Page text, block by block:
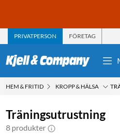
PRIVATPERSON FÖRETAG
HEM & FRITID KROPP & HÄLSA
Träningsutrustning
8 produkter